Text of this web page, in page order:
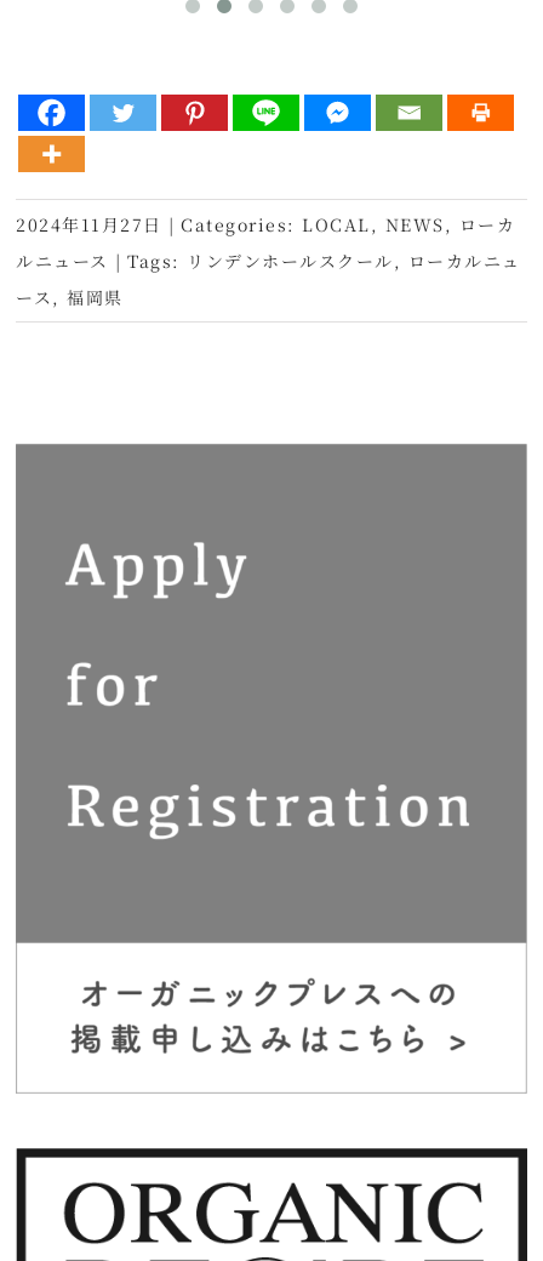
2024年11月27日 | Categories: LOCAL , NEWS , ローカ
ルニュース | Tags: リンデンホールスクール , ローカルニュ
ース ,福岡県